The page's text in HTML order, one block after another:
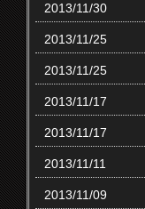
2013/11/30
2013/11/25
2013/11/25
2013/11/17
2013/11/17
2013/11/11
2013/11/09